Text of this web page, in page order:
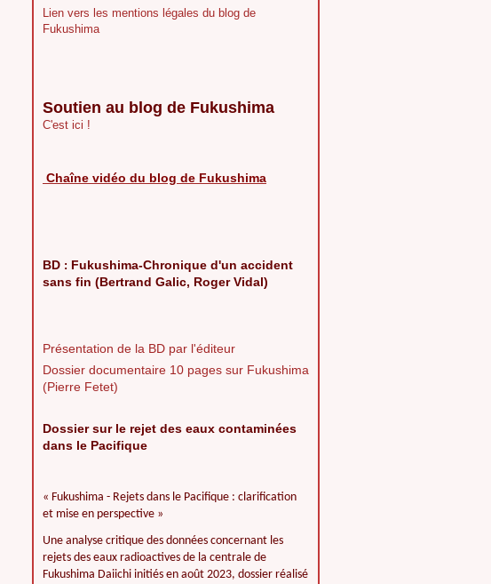
Lien vers les mentions légales du blog de
Fukushima
Soutien au blog de Fukushima
C'est ici !
Chaîne vidéo du blog de Fukushima
BD : Fukushima-Chronique d'un accident
sans fin (Bertrand Galic, Roger Vidal)
Présentation de la BD par l'éditeur
Dossier documentaire 10 pages sur Fukushima
(Pierre Fetet)
Dossier sur le rejet des eaux contaminées
dans le Pacifique
« Fukushima - Rejets dans le Pacifique : clarification
et mise en perspective »
Une analyse critique des données concernant les
rejets des eaux radioactives de la centrale de
Fukushima Daiichi initiés en août 2023, dossier réalisé